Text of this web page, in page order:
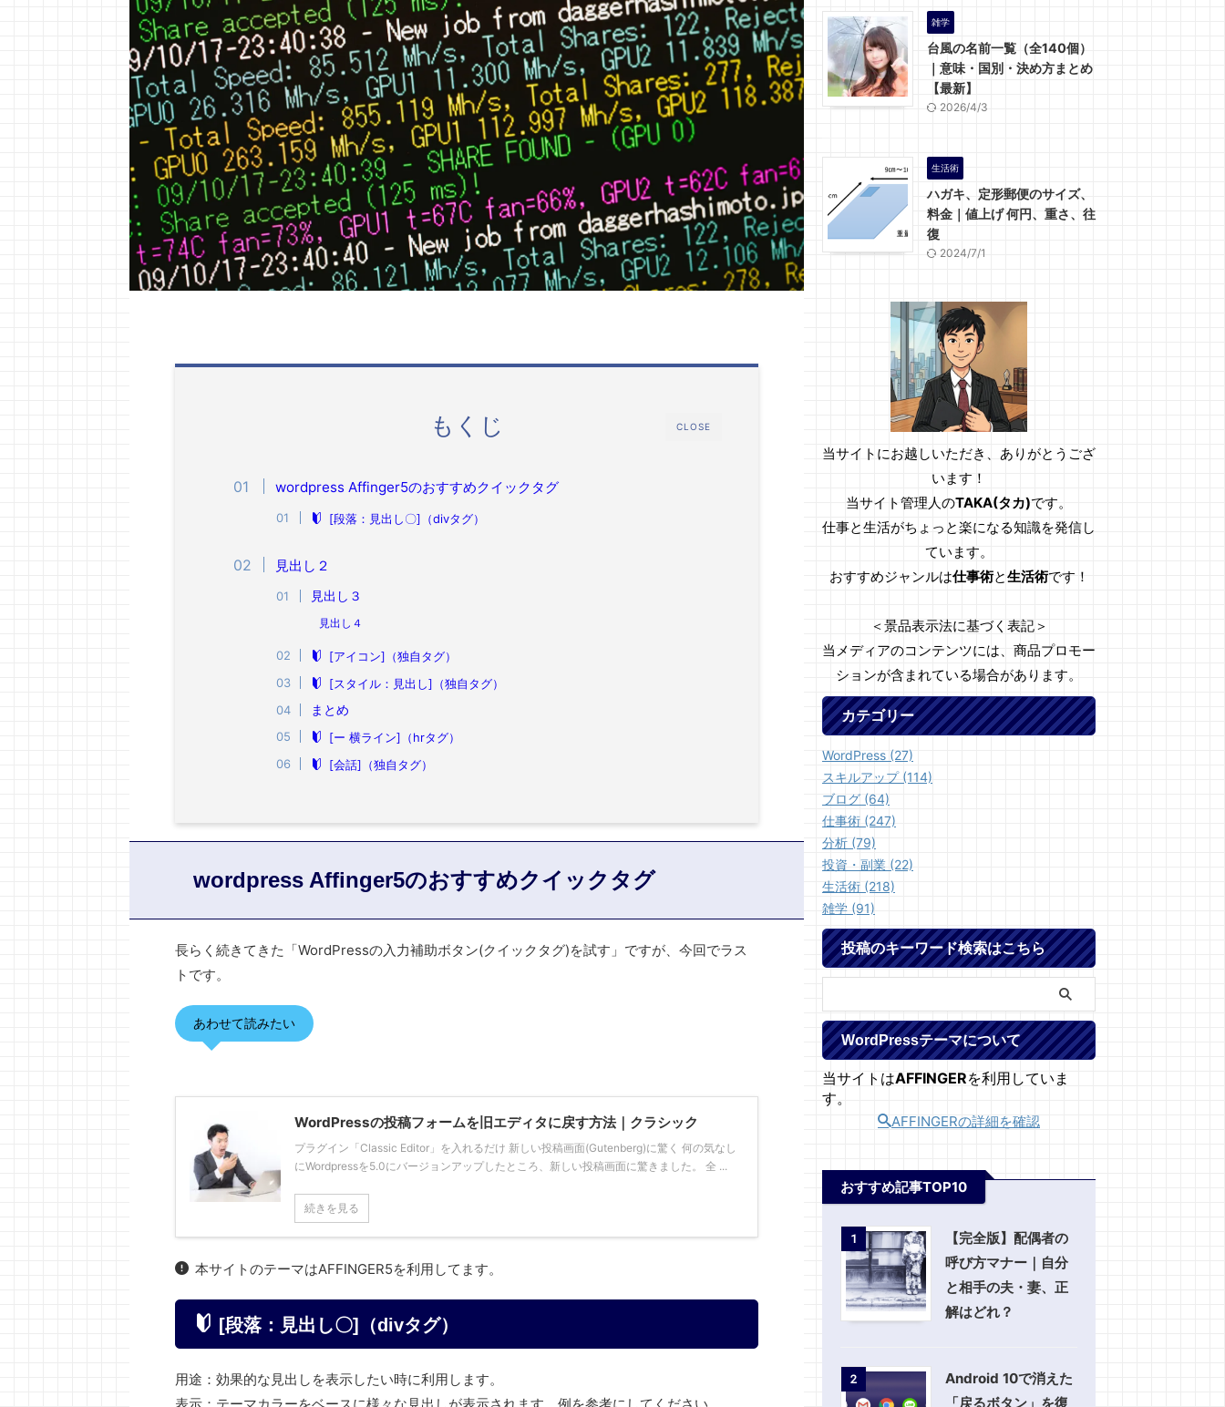
CLOSE
もくじ
wordpress Affinger5のおすすめクイックタグ
[段落：見出し〇]（divタグ）
見出し２
見出し３
見出し４
[アイコン]（独自タグ）
[スタイル：見出し]（独自タグ）
まとめ
[ー 横ライン]（hrタグ）
[会話]（独自タグ）
wordpress Affinger5のおすすめクイックタグ
長らく続きてきた「WordPressの入力補助ボタン(クイックタグ)を試す」ですが、今回でラス
トです。
あわせて読みたい
WordPressの投稿フォームを旧エディタに戻す方法｜クラシック
プラグイン「Classic Editor」を入れるだけ 新しい投稿画面(Gutenberg)に驚く 何の気なし
にWordpressを5.0にバージョンアップしたところ、新しい投稿画面に驚きました。 全 ...
続きを見る
本サイトのテーマはAFFINGER5を利用してます。
[段落：見出し〇]（divタグ）
用途：効果的な見出しを表示したい時に利用します。
雑学
台風の名前一覧（全140個）
｜意味・国別・決め方まとめ
【最新】
2026/4/3
生活術
ハガキ、定形郵便のサイズ、
料金｜値上げ 何円、重さ、往
復
2024/7/1
当サイトにお越しいただき、ありがとうござ
います！
当サイト管理人のTAKA(タカ)です。
仕事と生活がちょっと楽になる知識を発信し
ています。
おすすめジャンルは仕事術と生活術です！
＜景品表示法に基づく表記＞
当メディアのコンテンツには、商品プロモー
ションが含まれている場合があります。
カテゴリー
WordPress (27)
スキルアップ (114)
ブログ (64)
仕事術 (247)
分析 (79)
投資・副業 (22)
生活術 (218)
雑学 (91)
投稿のキーワード検索はこちら
WordPressテーマについて
当サイトはAFFINGERを利用していま
す。
AFFINGERの詳細を確認
おすすめ記事TOP10
1
【完全版】配偶者の
呼び方マナー｜自分
と相手の夫・妻、正
解はどれ？
2
Android 10で消えた
「戻るボタン」を復